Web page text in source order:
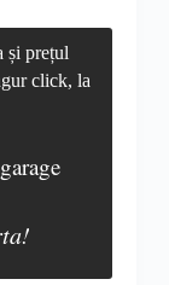
și prețul
click, la